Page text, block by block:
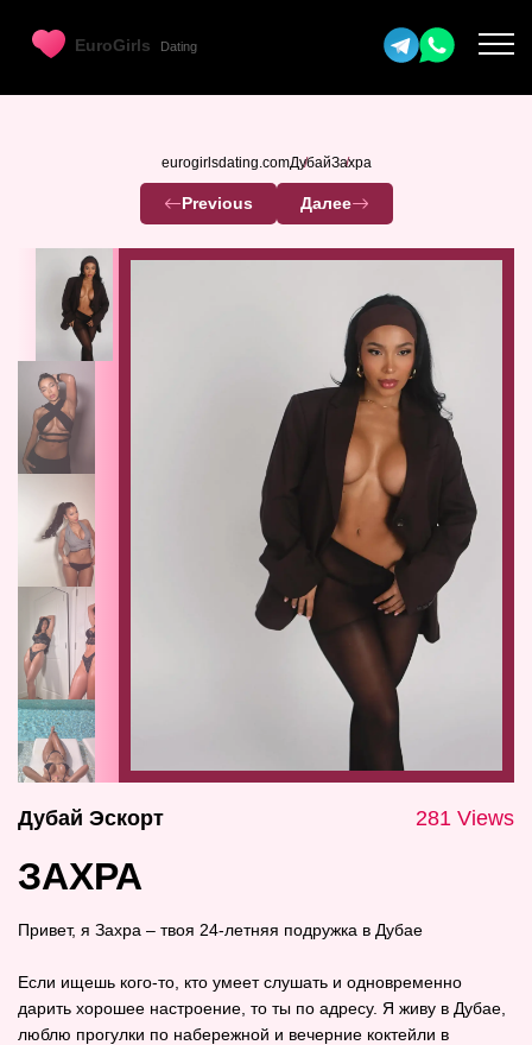
eurogirlsdating.comДубайЗахра
Previous Далее
Дубай Эскорт 281 Views
ЗАХРА
Привет, я Захра – твоя 24‑летняя подружка в Дубае
Если ищешь кого‑то, кто умеет слушать и одновременно
дарить хорошее настроение, то ты по адресу. Я живу в Дубае,
люблю прогулки по набережной и вечерние коктейли в